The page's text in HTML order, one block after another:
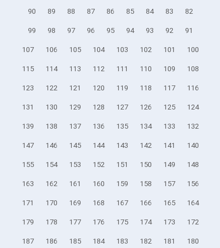
82
83
84
85
86
87
88
89
90
91
92
93
94
95
96
97
98
99
100
101
102
103
104
105
106
107
108
109
110
111
112
113
114
115
116
117
118
119
120
121
122
123
124
125
126
127
128
129
130
131
132
133
134
135
136
137
138
139
140
141
142
143
144
145
146
147
148
149
150
151
152
153
154
155
156
157
158
159
160
161
162
163
164
165
166
167
168
169
170
171
172
173
174
175
176
177
178
179
180
181
182
183
184
185
186
187